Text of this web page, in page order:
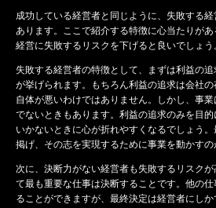
成功している経営者と同じように、失敗する
あります。ここで紹介する特徴に心当たりがあ
経営に失敗するリスクを下げると良いでしょう
失敗する経営者の特徴として、まずは利益の
が挙げられます。もちろん利益の追求は会社
自体が悪いわけではありません。しかし、事
でないときもあります。利益の追求のみを目的
いかないときに心が折れやすくなるでしょう
掲げ、その志を実現するために事業を動かすの
次に、決断力がない経営者も失敗するリスク
て最も重要な仕事は決断することです。他の
ることができますが、最終決定は経営者にし